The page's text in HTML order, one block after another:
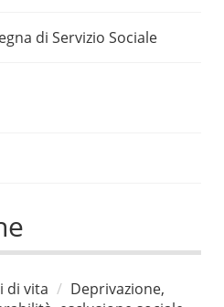
di Servizio Sociale
di vita
Deprivazione,